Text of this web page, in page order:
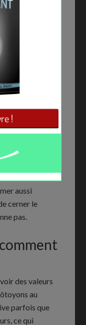
d’entrée
limites
posé, mais
quelque
votre
de
le respect en
innée chez
à force
Si vous
mais ne
difficile
aussi
cerner le
pas.
des valeurs
au
parfois que
ce qui